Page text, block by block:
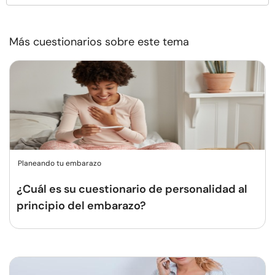
Más cuestionarios sobre este tema
Planeando tu embarazo
¿Cuál es su cuestionario de personalidad al
principio del embarazo?